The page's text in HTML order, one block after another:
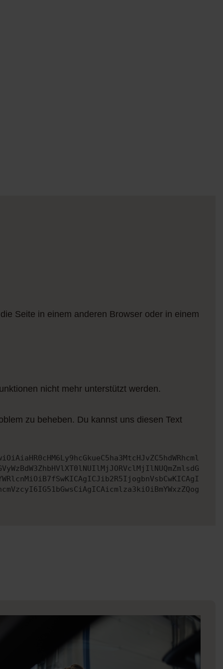
Seite in einem anderen Browser oder in einem
nicht mehr unterstützt werden.
zu beheben. Du kannst uns diesen Text